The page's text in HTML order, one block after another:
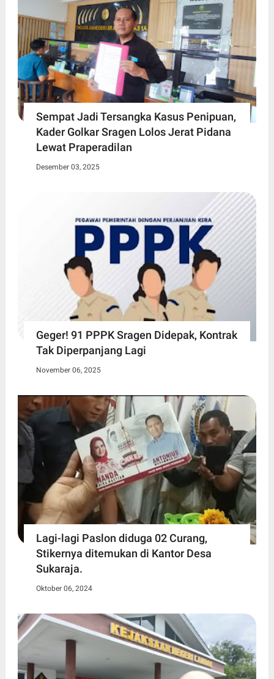
Sempat Jadi Tersangka Kasus Penipuan,
Kader Golkar Sragen Lolos Jerat Pidana
Lewat Praperadilan
Desember 03, 2025
Geger! 91 PPPK Sragen Didepak, Kontrak
Tak Diperpanjang Lagi
November 06, 2025
Lagi-lagi Paslon diduga 02 Curang,
Stikernya ditemukan di Kantor Desa
Sukaraja.
Oktober 06, 2024